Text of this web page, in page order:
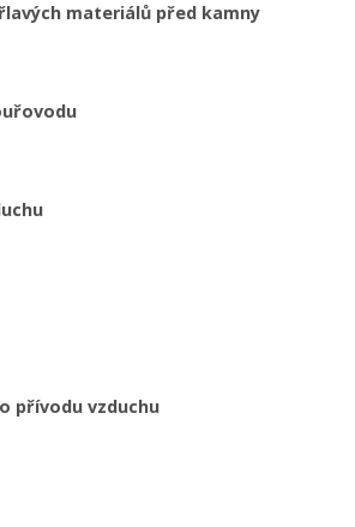
materiálů před kamny
přívodu vzduchu